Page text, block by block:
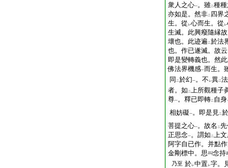
衆人之心一。雖二種
亦如是。然非二 四界
生。從 レ心而生。從 レ
生滅。此興癈隨縁
壞也。此迹遍 二於法
也。作已遂滅。故云
即是變轉義也。然
佛法界機感一而生。
同 二於幻一。不 レ異二
者。如 二上所觀種子
尊一。釋已即轉二 自身
相妨礙一。即是見二
菩提之心一。故名 二
正思念一。謂如 二上
阿字自已作。并點
金剛標中。思
念持
乃至 於レ中置レ字。